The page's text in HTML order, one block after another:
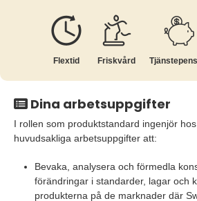
Flextid Friskvård
Dina arbetsuppgifter
I rollen som produktstandard ingenjör
huvudsakliga arbetsuppgifter att:
Bevaka, analysera och förmedla
förändringar i standarder, lagar och
produkterna på de marknader där